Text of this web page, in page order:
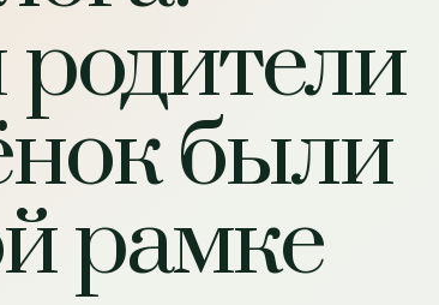
были
рамке